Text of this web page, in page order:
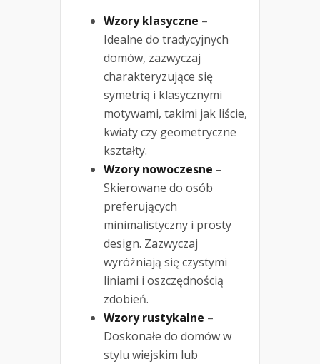
Wzory klasyczne –
Idealne do tradycyjnych
domów, zazwyczaj
charakteryzujące się
symetrią i klasycznymi
motywami, takimi jak liście,
kwiaty czy geometryczne
kształty.
Wzory nowoczesne –
Skierowane do osób
preferujących
minimalistyczny i prosty
design. Zazwyczaj
wyróżniają się czystymi
liniami i oszczędnością
zdobień.
Wzory rustykalne –
Doskonałe do domów w
stylu wiejskim lub